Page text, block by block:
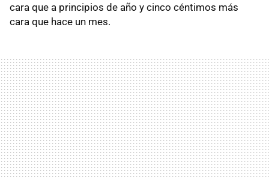
cara que a principios de año y cinco céntimos más
cara que hace un mes.